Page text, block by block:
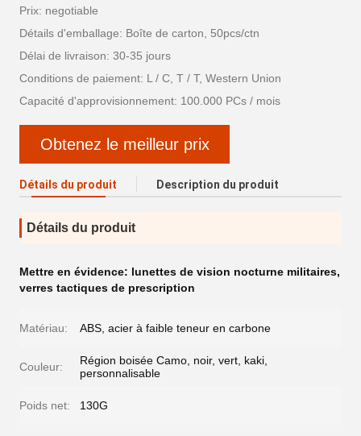
Prix: negotiable
Détails d'emballage: Boîte de carton, 50pcs/ctn
Délai de livraison: 30-35 jours
Conditions de paiement: L / C, T / T, Western Union
Capacité d'approvisionnement: 100.000 PCs / mois
Obtenez le meilleur prix
Détails du produit Description du produit
Détails du produit
Mettre en évidence: lunettes de vision nocturne militaires,
verres tactiques de prescription
Matériau: ABS, acier à faible teneur en carbone
Couleur:
Région boisée Camo, noir, vert, kaki,
personnalisable
Poids net: 130G